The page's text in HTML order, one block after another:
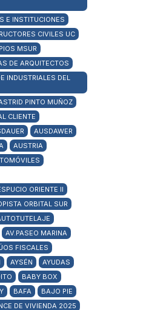
E INSTITUCIONES
CIVILES UC
MSUR
DE ARQUITECTOS
INDUSTRIALES DEL
PINTO MUÑOZ
CLIENTE
AUSDAWER
AUSTRIA
ORIENTE II
ORBITAL SUR
AV.PASEO MARINA
FISCALES
AYSÉN
AYUDAS
BABY BOX
BAFA
BAJO PIE
DE VIVIENDA 2025